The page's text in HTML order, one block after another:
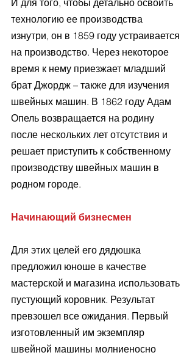
И для того, чтобы детально освоить
технологию ее производства
изнутри, он в 1859 году устраивается
на производство. Через некоторое
время к нему приезжает младший
брат Джордж – также для изучения
швейных машин. В 1862 году Адам
Опель возвращается на родину
после нескольких лет отсутствия и
решает приступить к собственному
производству швейных машин в
родном городе.
Начинающий бизнесмен
Для этих целей его дядюшка
предложил юноше в качестве
мастерской и магазина использовать
пустующий коровник. Результат
превзошел все ожидания. Первый
изготовленный им экземпляр
швейной машины молниеносно